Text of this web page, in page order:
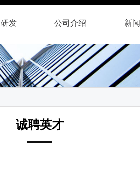
研发 公司介绍 新闻
诚聘英才